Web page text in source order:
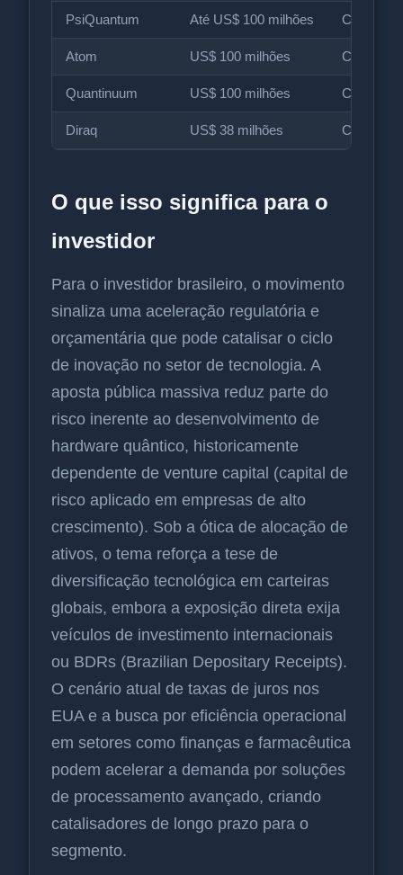
PsiQuantum Até US$ 100 milhões Carta de
Atom US$ 100 milhões
Quantinuum US$ 100 milhões
Diraq US$ 38 milhões
O que isso significa para o
investidor
Para o investidor brasileiro, o movimento
sinaliza uma aceleração regulatória e
orçamentária que pode catalisar o ciclo
de inovação no setor de tecnologia. A
aposta pública massiva reduz parte do
risco inerente ao desenvolvimento de
hardware quântico, historicamente
dependente de venture capital (capital de
risco aplicado em empresas de alto
crescimento). Sob a ótica de alocação de
ativos, o tema reforça a tese de
diversificação tecnológica em carteiras
globais, embora a exposição direta exija
veículos de investimento internacionais
ou BDRs (Brazilian Depositary Receipts).
O cenário atual de taxas de juros nos
EUA e a busca por eficiência operacional
em setores como finanças e farmacêutica
podem acelerar a demanda por soluções
de processamento avançado, criando
catalisadores de longo prazo para o
segmento.